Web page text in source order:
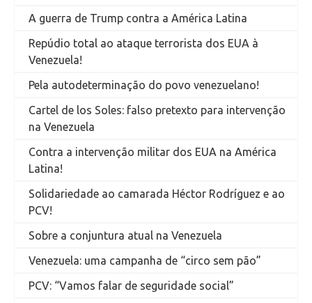
A guerra de Trump contra a América Latina
Repúdio total ao ataque terrorista dos EUA à
Venezuela!
Pela autodeterminação do povo venezuelano!
Cartel de los Soles: falso pretexto para intervenção
na Venezuela
Contra a intervenção militar dos EUA na América
Latina!
Solidariedade ao camarada Héctor Rodríguez e ao
PCV!
Sobre a conjuntura atual na Venezuela
Venezuela: uma campanha de “circo sem pão”
PCV: “Vamos falar de seguridade social”